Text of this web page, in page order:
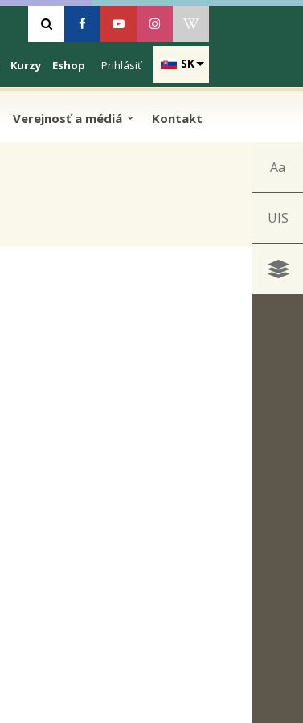
Vyhľadávanie
FacebookYoutubeInstagramWikipedia
SK
Prihlásiť
Kurzy Eshop
Verejnosť a médiá Kontakt
Aa
UIS